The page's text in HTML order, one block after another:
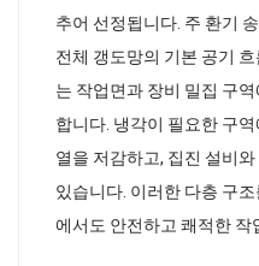
추어 선정됩니다. 주 환기
전체 갱도망의 기본 공기
는 작업면과 장비 밀집 구
합니다. 냉각이 필요한 구
열을 저감하고, 집진 설비
있습니다. 이러한 다층 구
에서도 안전하고 쾌적한 작